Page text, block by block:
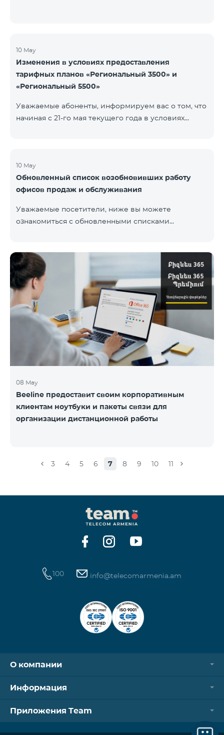
10 May
Изменения в условиях предоставления
тарифных планов «Региональный 3500» и
«Региональный 5500»
Уважаемые абоненты, информируем вас о том, что
начиная с 21-го мая текущего года в условиях
изменен наблюдательный период — 15 дней
вместо прежних 60-ти. В случае, если тарифный
план не будет активирован вновь на 16-ый день
расторгнут в одностороннем порядке и на
основной номер будет наложен штраф.
10 May
Обновленный список возобновивших работу
офисов продаж и обслуживания
Уважаемые посетители, ниже вы можете
ознакомиться с обновленными списками
Регионы В офисах соблюдены соответствующие
меры для обеспечения безопасности здоровья
наших сотрудников и клиентов.
08 May
Beeline предоставит своим корпоративным
клиентам ноутбуки и пакеты связи для
организации дистанционной работы
3 4 5 6 7 8 9 10 11
100 info@telecomarmenia.am
О компании
Информация
Приложения Team